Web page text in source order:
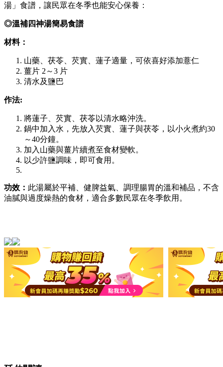
湯」食譜，讓民眾在冬季也能安心保養：
◎溫補四神湯簡易食譜
材料：
山藥、茯苓、芡實、蓮子適量，可依喜好添加薏仁
薑片 2～3 片
清水及鹽巴
作法:
將蓮子、芡實、茯苓以清水略沖洗。
鍋中加入水，先放入芡實、蓮子與茯苓，以小火煮約30
～40分鐘。
加入山藥與薑片續煮至食材變軟。
以少許鹽調味，即可食用。
功效： 此湯屬於平補、健脾益氣、調理腸胃的溫和補品，不含
油膩與過度燥熱的食材，適合多數民眾在冬季飲用。